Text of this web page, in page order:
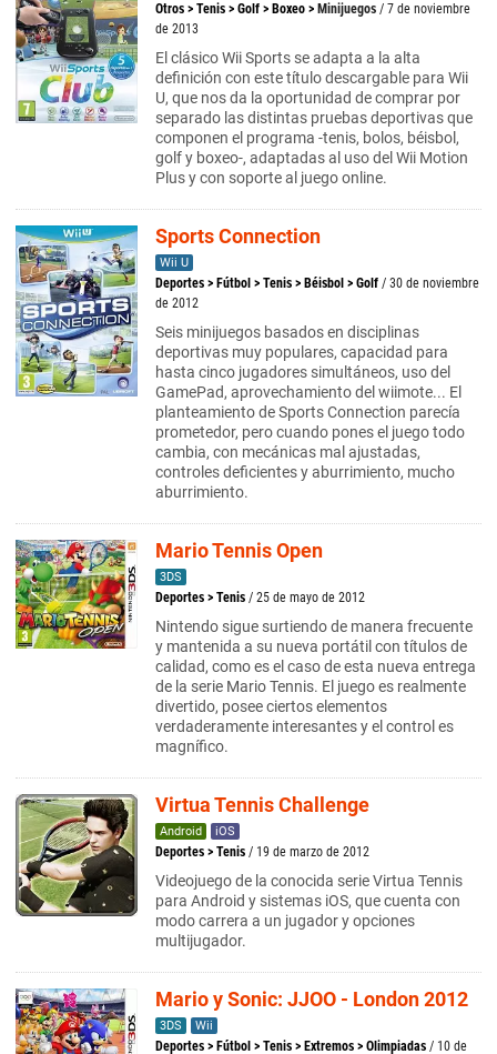
Otros > Tenis > Golf > Boxeo > Minijuegos / 7 de noviembre
de 2013
El clásico Wii Sports se adapta a la alta
definición con este título descargable para Wii
U, que nos da la oportunidad de comprar por
separado las distintas pruebas deportivas que
componen el programa -tenis, bolos, béisbol,
golf y boxeo-, adaptadas al uso del Wii Motion
Plus y con soporte al juego online.
Sports Connection
Wii U
Deportes > Fútbol > Tenis > Béisbol > Golf / 30 de noviembre
de 2012
Seis minijuegos basados en disciplinas
deportivas muy populares, capacidad para
hasta cinco jugadores simultáneos, uso del
GamePad, aprovechamiento del wiimote... El
planteamiento de Sports Connection parecía
prometedor, pero cuando pones el juego todo
cambia, con mecánicas mal ajustadas,
controles deficientes y aburrimiento, mucho
aburrimiento.
Mario Tennis Open
3DS
Deportes > Tenis / 25 de mayo de 2012
Nintendo sigue surtiendo de manera frecuente
y mantenida a su nueva portátil con títulos de
calidad, como es el caso de esta nueva entrega
de la serie Mario Tennis. El juego es realmente
divertido, posee ciertos elementos
verdaderamente interesantes y el control es
magnífico.
Virtua Tennis Challenge
Android iOS
Deportes > Tenis / 19 de marzo de 2012
Videojuego de la conocida serie Virtua Tennis
para Android y sistemas iOS, que cuenta con
modo carrera a un jugador y opciones
multijugador.
Mario y Sonic: JJOO - London 2012
3DS Wii
Deportes > Fútbol > Tenis > Extremos > Olimpiadas / 10 de